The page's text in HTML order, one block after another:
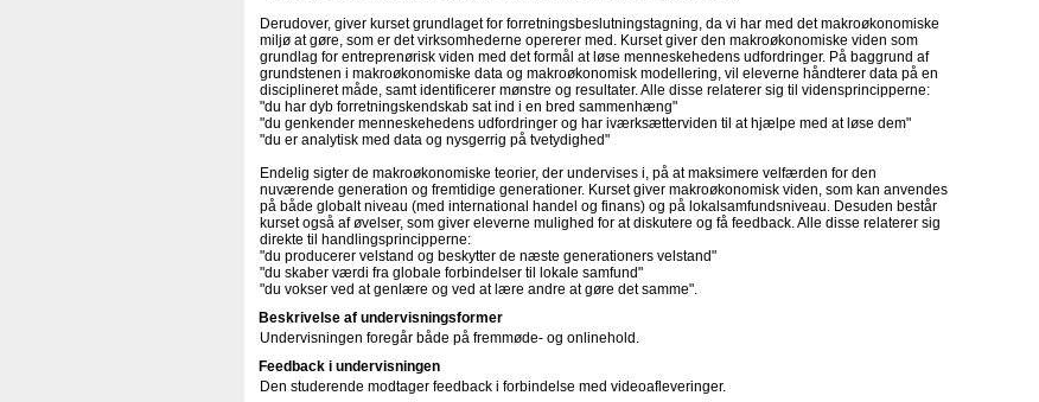
Derudover, giver kurset grundlaget for forretningsbeslutningstagning, da vi har med det makroøkonomiske
miljø at gøre, som er det virksomhederne opererer med. Kurset giver den makroøkonomiske viden som
grundlag for entreprenørisk viden med det formål at løse menneskehedens udfordringer. På baggrund af
grundstenen i makroøkonomiske data og makroøkonomisk modellering, vil eleverne håndterer data på en
disciplineret måde, samt identificerer mønstre og resultater. Alle disse relaterer sig til vidensprincipperne:
"du har dyb forretningskendskab sat ind i en bred sammenhæng"
"du genkender menneskehedens udfordringer og har iværksætterviden til at hjælpe med at løse dem"
"du er analytisk med data og nysgerrig på tvetydighed"
Endelig sigter de makroøkonomiske teorier, der undervises i, på at maksimere velfærden for den
nuværende generation og fremtidige generationer. Kurset giver makroøkonomisk viden, som kan anvendes
på både globalt niveau (med international handel og finans) og på lokalsamfundsniveau. Desuden består
kurset også af øvelser, som giver eleverne mulighed for at diskutere og få feedback. Alle disse relaterer sig
direkte til handlingsprincipperne:
"du producerer velstand og beskytter de næste generationers velstand"
"du skaber værdi fra globale forbindelser til lokale samfund"
"du vokser ved at genlære og ved at lære andre at gøre det samme".
Beskrivelse af undervisningsformer
Undervisningen foregår både på fremmøde- og onlinehold.
Feedback i undervisningen
Den studerende modtager feedback i forbindelse med videoafleveringer.